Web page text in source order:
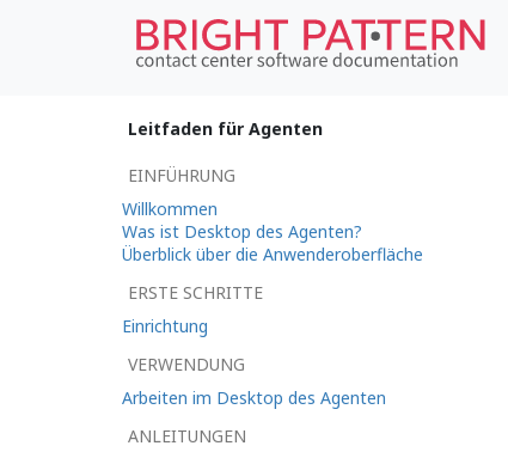
Leitfaden für Agenten
EINFÜHRUNG
Willkommen
Was ist Desktop des Agenten?
Überblick über die Anwenderoberfläche
ERSTE SCHRITTE
Einrichtung
VERWENDUNG
Arbeiten im Desktop des Agenten
ANLEITUNGEN